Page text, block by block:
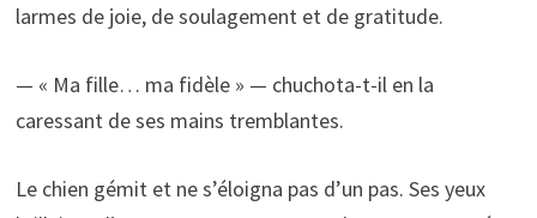
larmes de joie, de soulagement et de gratitude.
— « Ma fille… ma fidèle » — chuchota-t-il en la
caressant de ses mains tremblantes.
Le chien gémit et ne s’éloigna pas d’un pas. Ses yeux